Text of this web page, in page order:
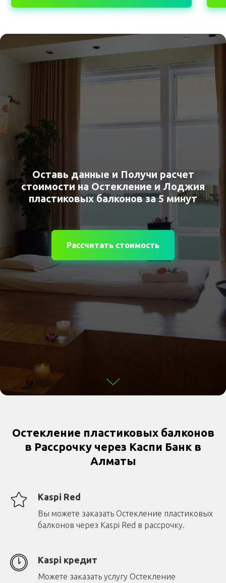
Оставь данные и Получи расчет
стоимости на Остекление и Лоджия
пластиковыхбалконовза 5 минут
Рассчитать стоимость
Остекление пластиковых балконов
в Рассрочку через Каспи Банк в
Алматы
Kaspi Red
Вы можете заказать Остекление пластиковых
балконов через Kaspi Red в рассрочку.
Kaspi кредит
Можете заказать услугу Остекление